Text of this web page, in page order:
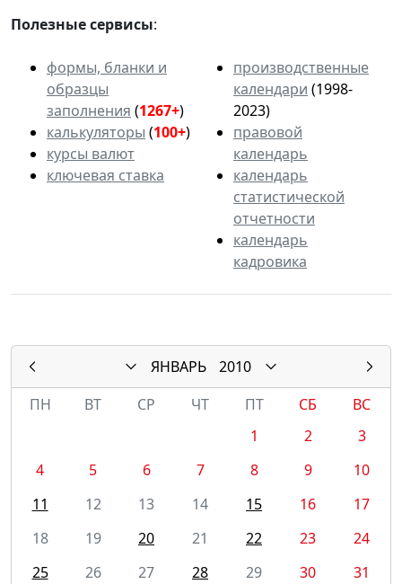
Полезные сервисы:
формы, бланки и
образцы
заполнения (1267+)
калькуляторы (100+)
курсы валют
ключевая ставка
производственные
календари (1998-
2023)
правовой
календарь
календарь
статистической
отчетности
календарь
кадровика
ЯНВАРЬ
2010
ПН
ВТ СР ЧТ ПТ СБ
ВС
1
2
3
4
5 6 7 8 9
10
11
12 13 14 15 16
17
18
19 20 21 22 23
24
25
26 27 28 29 30 31